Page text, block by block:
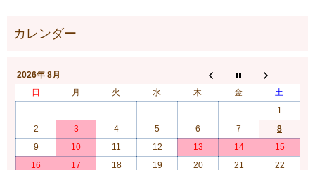
2026年 8月
日
月 火 水 木 金
土
1
2
3 4 5 6 7
8
9
10 11 12 13 14
15
16
17 18 19 20 21 22